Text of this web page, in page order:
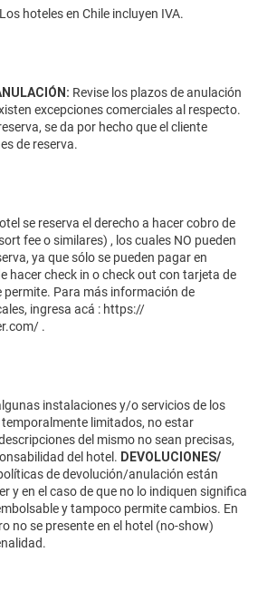
hoteles en Chile incluyen IVA.
Revise los plazos de anulación
excepciones comerciales al respecto.
se da por hecho que el cliente
de reserva.
se reserva el derecho a hacer cobro de
fee o similares) , los cuales NO pueden
ya que sólo se pueden pagar en
hacer check in o check out con tarjeta de
permite. Para más información de
ingresa acá : https://
.
instalaciones y/o servicios de los
limitados, no estar
del mismo no sean precisas,
del hotel. DEVOLUCIONES/
de devolución/anulación están
y en el caso de que no lo indiquen significa
y tampoco permite cambios. En
no se presente en el hotel (no-show)